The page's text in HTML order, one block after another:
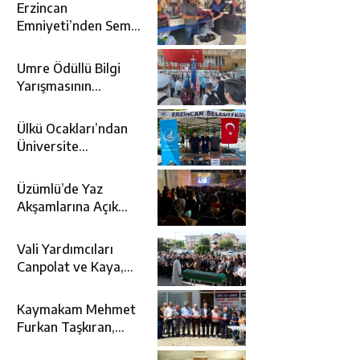
Erzincan
Emniyeti’nden Semt
Bilgilendirme
Faaliyeti
Umre Ödüllü Bilgi
Yarışmasının
Topraklara
Uğurlandı
Ülkü Ocakları’ndan
Üniversite
Desteği
Üzümlü’de Yaz
Akşamlarına Açık
Kattı
Vali Yardımcıları
Canpolat ve Kaya,
Cenaze Törenine
Katıldı
Kaymakam Mehmet
Furkan Taşkıran,